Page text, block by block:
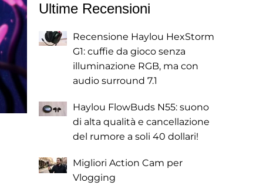
Ultime Recensioni
Recensione Haylou HexStorm
G1: cuffie da gioco senza
illuminazione RGB, ma con
audio surround 7.1
Haylou FlowBuds N55: suono
di alta qualità e cancellazione
del rumore a soli 40 dollari!
Migliori Action Cam per
Vlogging